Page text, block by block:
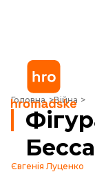
Головна Війна
Фігуранта «справи
Євгенія Луценко